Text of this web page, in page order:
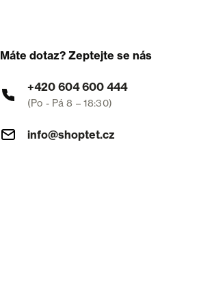
Máte dotaz? Zeptejte se nás
+420 604 600 444
(Po - Pá 8 – 18:30)
info@shoptet.cz